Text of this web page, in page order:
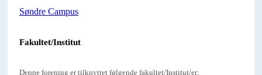
Søndre Campus
Fakultet/Institut
Denne forening er tilknyttet følgende fakultet/Institut/er: